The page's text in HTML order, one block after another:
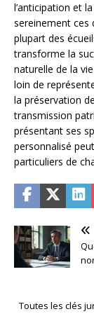
l’anticipation et
sereinement ces
plupart des
transforme la
naturelle de la
loin de
la préservation
transmission
présentant ses
personnalisé
particuliers de
Toutes les clés